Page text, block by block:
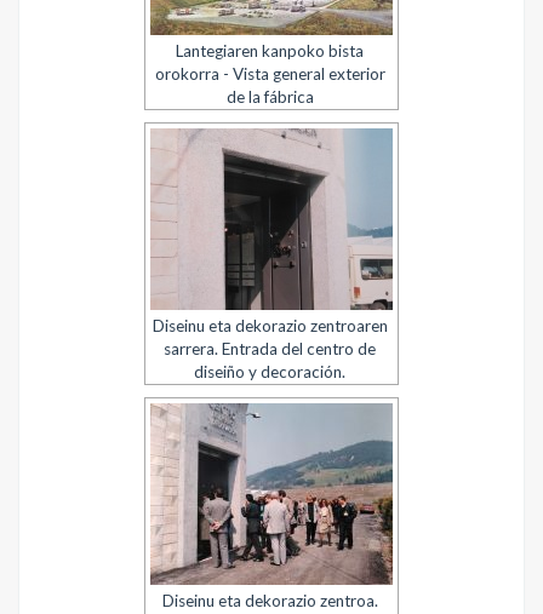
Lantegiaren kanpoko bista
orokorra - Vista general exterior
de la fábrica
Diseinu eta dekorazio zentroaren
sarrera. Entrada del centro de
diseiño y decoración.
Diseinu eta dekorazio zentroa.